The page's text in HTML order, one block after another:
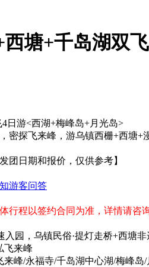
塘+千岛湖双
日游<西湖+梅峰岛+月光岛>
密探飞来峰，游乌镇西栅+西塘+
团日期和报价，仅供参考】
游客问答
行程以签约合同为准，详情请咨
入园，乌镇民俗·提灯走桥+西塘
飞来峰
峰/永福寺/千岛湖中心湖/梅峰岛